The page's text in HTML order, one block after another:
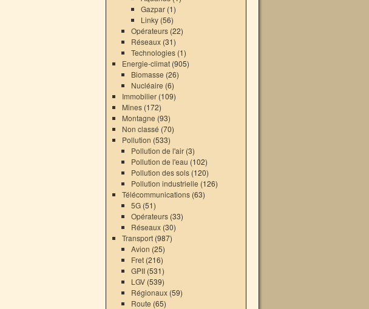
Gazpar(1)
Linky(56)
Opérateurs (22)
Réseaux (31)
Technologies (1)
Energie-climat(905)
Biomasse (26)
Nucléaire (6)
Immobilier(109)
Mines(172)
Montagne (93)
Non classé (70)
Pollution (533)
Pollution de l'air (3)
Pollution de l'eau (102)
Pollution des sols (120)
Pollution industrielle (126)
Télécommunications(63)
5G (51)
Opérateurs (33)
Réseaux (30)
Transport(987)
Avion (25)
Fret (216)
GPII (531)
LGV (539)
Régionaux (59)
Route (65)